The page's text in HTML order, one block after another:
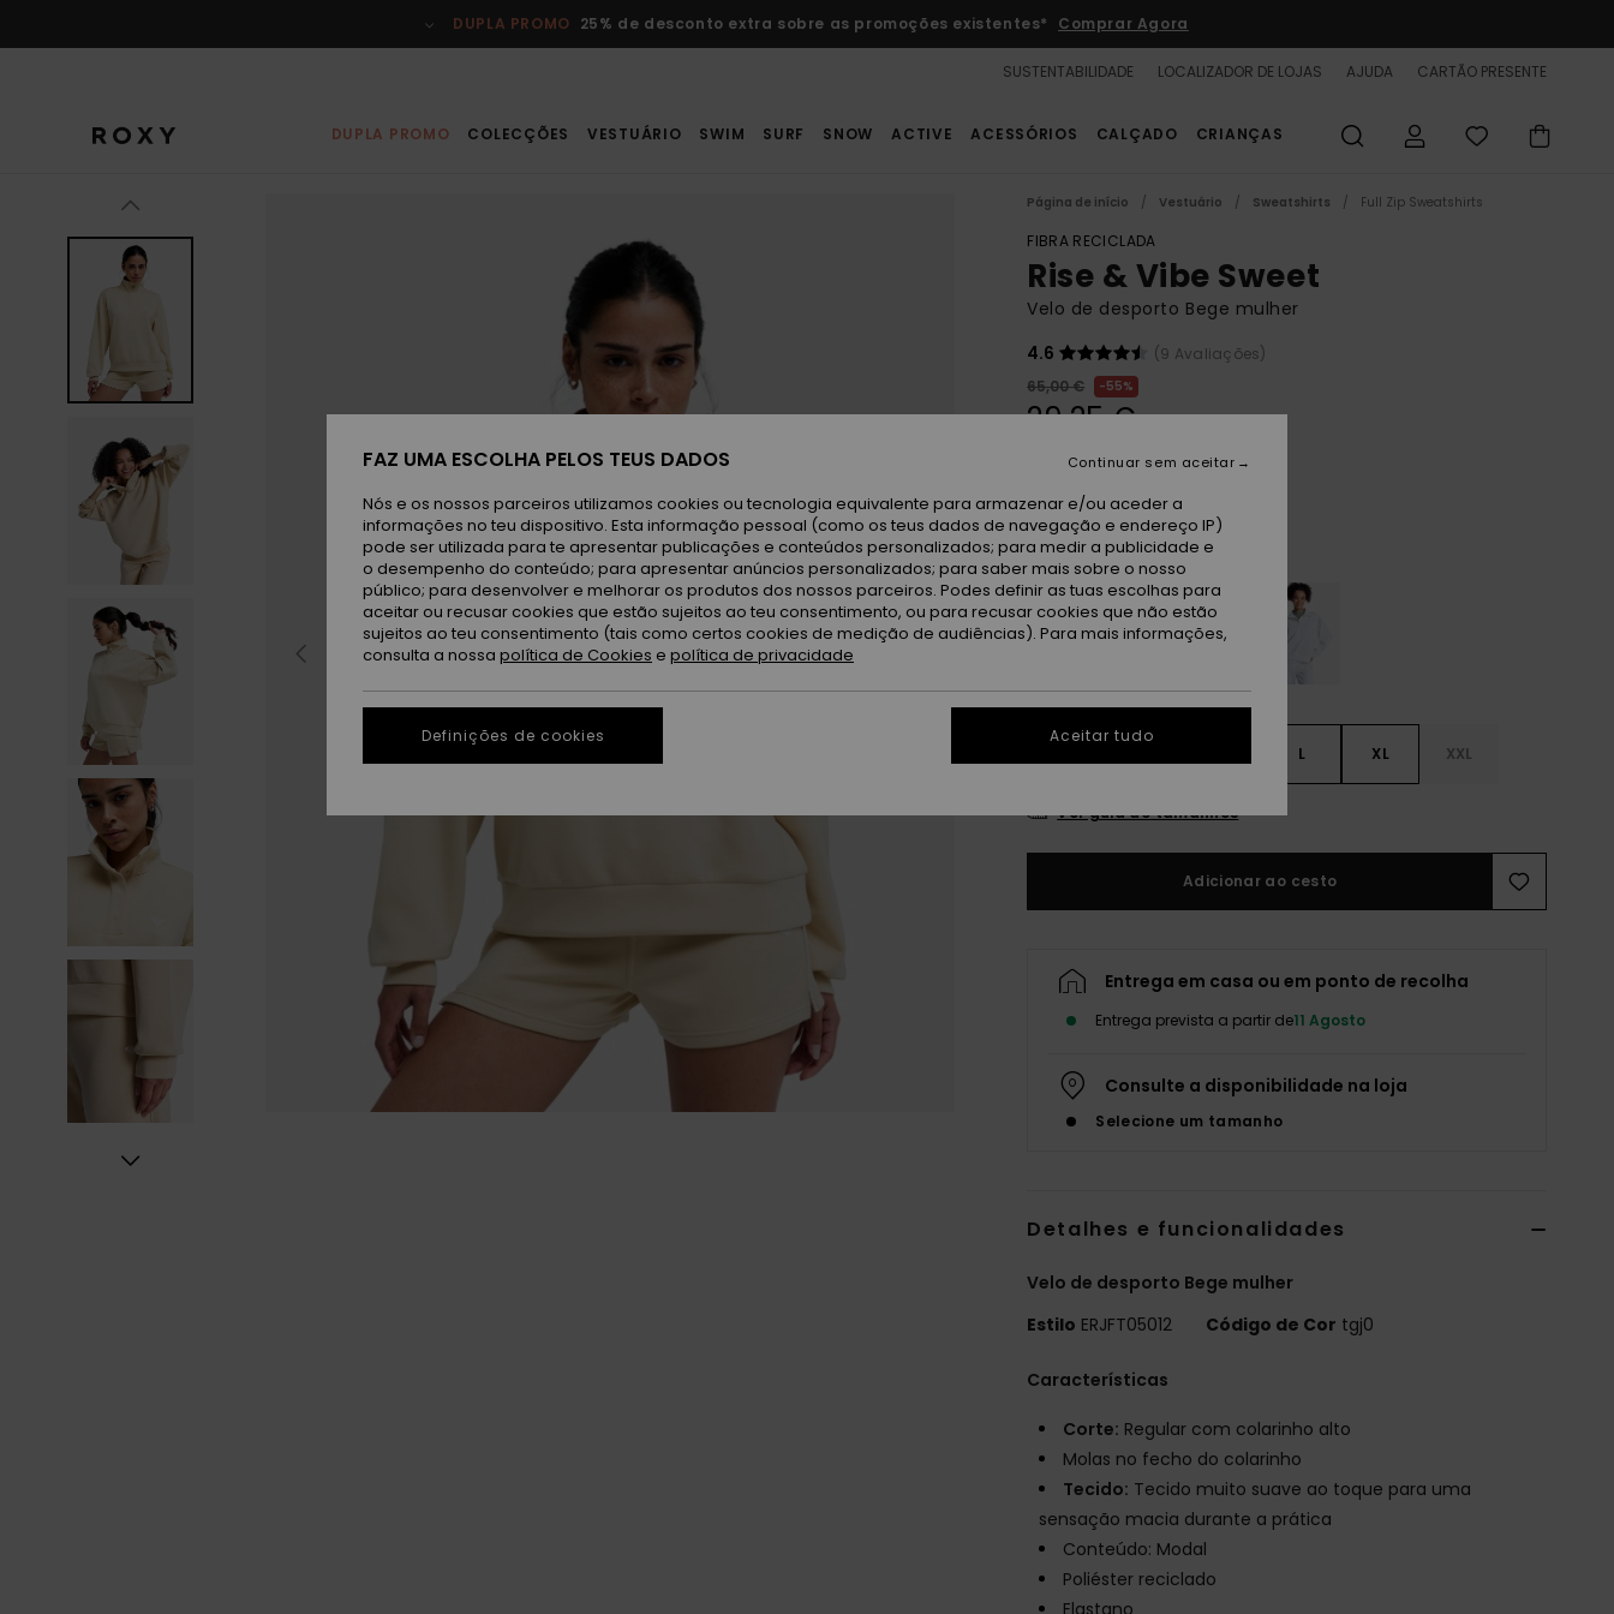
do
DUPLA PROMO 25% de desconto extra sobre as promoções existentes* Comprar Agora
SUSTENTABILIDADE LOCALIZADOR DE LOJAS AJUDA CARTÃO PRESENTE
DUPLA PROMO COLECÇÕES VESTUÁRIO SWIM SURF SNOW ACTIVE ACESSÓRIOS CALÇADO CRIANÇAS
Página de início Vestuário Sweatshirts Full Zip Sweatshirts
FIBRA RECICLADA
Rise & Vibe Sweet
Velo de desporto Bege mulher
4.6
(9 Avaliações)
65,00 €
55%
29,25 €
OFERTAS
CorPebble
L XL XXL
Ver guia de tamanhos
Adicionar ao cesto
Entrega em casa ou em ponto de recolha
Entrega prevista a partir de11 Agosto
Consulte a disponibilidade na loja
Selecione um tamanho
Detalhes e funcionalidades
Velo de desporto Bege mulher
Estilo ERJFT05012 Código de Cor tgj0
Características
Corte: Regular com colarinho alto
Molas no fecho do colarinho
Tecido: Tecido muito suave ao toque para uma
sensação macia durante a prática
Conteúdo: Modal
Poliéster reciclado
Elastano
FAZ UMA ESCOLHA PELOS TEUS DADOS
Nós e os nossos parceiros utilizamos cookies ou tecnologia equivalente para armazenar e/ou aceder a
informações no teu dispositivo. Esta informação pessoal (como os teus dados de navegação e endereço IP)
pode ser utilizada para te apresentar publicações e conteúdos personalizados; para medir a publicidade e
o desempenho do conteúdo; para apresentar anúncios personalizados; para saber mais sobre o nosso
público; para desenvolver e melhorar os produtos dos nossos parceiros. Podes definir as tuas escolhas para
aceitar ou recusar cookies que estão sujeitos ao teu consentimento, ou para recusar cookies que não estão
sujeitos ao teu consentimento (tais como certos cookies de medição de audiências). Para mais informações,
consulta a nossa política de Cookies e política de privacidade
Definições de cookies
Continuar sem aceitar
Aceitar tudo